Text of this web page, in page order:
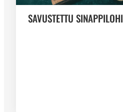
SAVUSTETTU SINAPPILOHI